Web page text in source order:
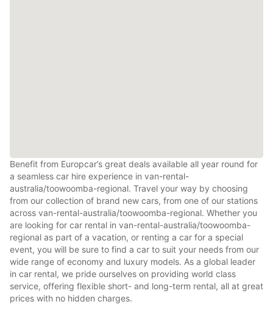
Benefit from Europcar’s great deals available all year round for
a seamless car hire experience in van-rental-
australia/toowoomba-regional. Travel your way by choosing
from our collection of brand new cars, from one of our stations
across van-rental-australia/toowoomba-regional. Whether you
are looking for car rental in van-rental-australia/toowoomba-
regional as part of a vacation, or renting a car for a special
event, you will be sure to find a car to suit your needs from our
wide range of economy and luxury models. As a global leader
in car rental, we pride ourselves on providing world class
service, offering flexible short- and long-term rental, all at great
prices with no hidden charges.